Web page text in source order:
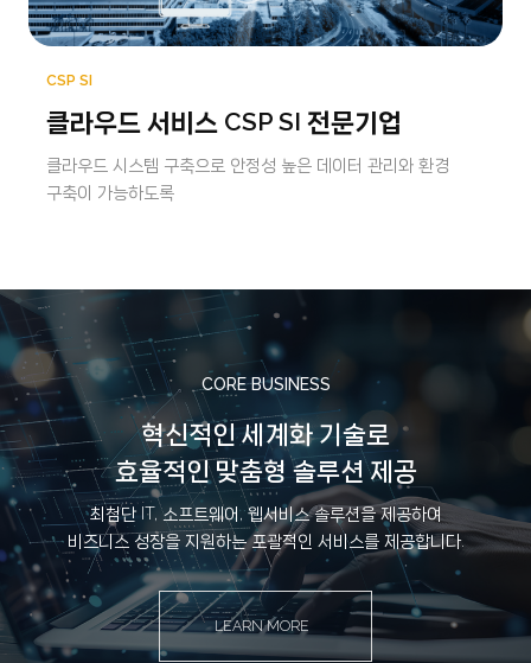
CSP SI
클라우드 서비스 CSP SI 전문기업
클라우드 시스템 구축으로 안정성 높은 데이터 관리와 환경
구축이 가능하도록
CORE BUSINESS
혁신적인 세계화 기술로
효율적인 맞춤형 솔루션 제공
최첨단 IT, 소프트웨어, 웹서비스 솔루션을 제공하여
비즈니스 성장을 지원하는 포괄적인 서비스를 제공합니다.
LEARN MORE